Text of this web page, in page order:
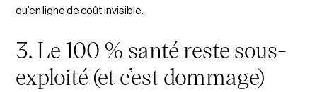
qu’en ligne de coût invisible.
3. Le 100 % santé reste sous-
exploité (et c’est dommage)